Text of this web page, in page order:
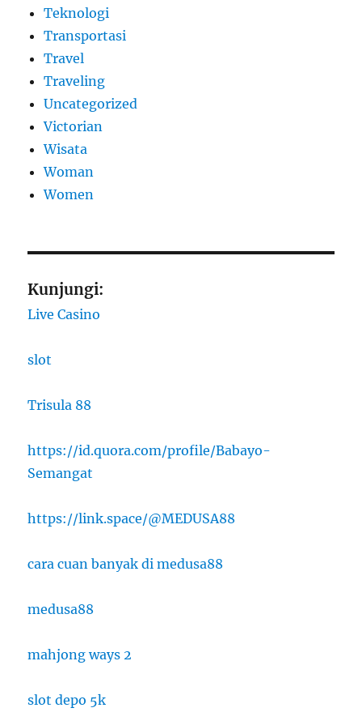
Teknologi
Transportasi
Travel
Traveling
Uncategorized
Victorian
Wisata
Woman
Women
Kunjungi:
Live Casino
slot
Trisula 88
https://id.quora.com/profile/Babayo-
Semangat
https://link.space/@MEDUSA88
cara cuan banyak di medusa88
medusa88
mahjong ways 2
slot depo 5k